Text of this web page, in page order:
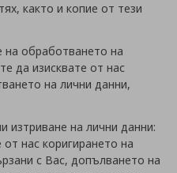
както и копие от тези
на обработването на
да изисквате от нас
на лични данни,
изтриване на лични данни:
нас коригирането на
с Вас, допълването на